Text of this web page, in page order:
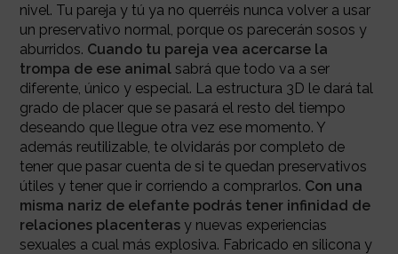
nivel. Tu pareja y tú ya no querréis nunca volver a usar
un preservativo normal, porque os parecerán sosos y
aburridos. Cuando tu pareja vea acercarse la
trompa de ese animalsabrá que todo va a ser
diferente, único y especial. La estructura 3D le dará tal
grado de placer que se pasará el resto del tiempo
deseando que llegue otra vez ese momento. Y
además reutilizable, te olvidarás por completo de
tener que pasar cuenta de si te quedan preservativos
útiles y tener que ir corriendo a comprarlos. Con una
misma nariz de elefante podrás tener infinidad de
relaciones placenterasy nuevas experiencias
sexuales a cual más explosiva. Fabricado en silicona y